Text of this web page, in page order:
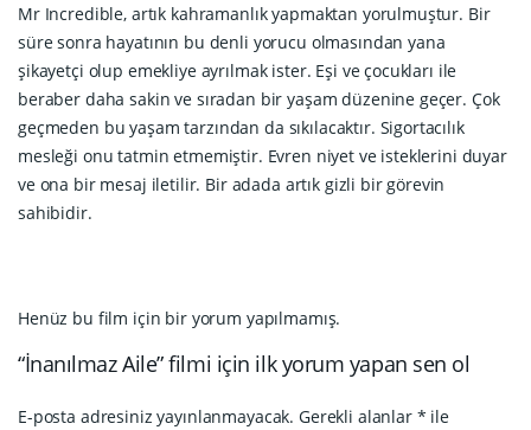
Mr Incredible, artık kahramanlık yapmaktan yorulmuştur. Bir
süre sonra hayatının bu denli yorucu olmasından yana
şikayetçi olup emekliye ayrılmak ister. Eşi ve çocukları ile
beraber daha sakin ve sıradan bir yaşam düzenine geçer. Çok
geçmeden bu yaşam tarzından da sıkılacaktır. Sigortacılık
mesleği onu tatmin etmemiştir. Evren niyet ve isteklerini duyar
ve ona bir mesaj iletilir. Bir adada artık gizli bir görevin
sahibidir.
“İnanılmaz Aile” filmi için ilk yorum yapan sen ol
E-posta adresiniz yayınlanmayacak. Gerekli alanlar * ile
Henüz bu film için bir yorum yapılmamış.